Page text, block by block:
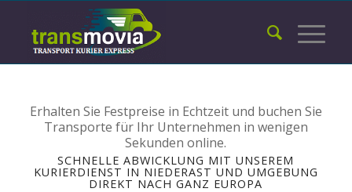
Erhalten Sie Festpreise in Echtzeit und buchen Sie
Transporte für Ihr Unternehmen in wenigen
Sekunden online.
SCHNELLE ABWICKLUNG MIT UNSEREM
KURIERDIENST IN NIEDERAST UND UMGEBUNG
DIREKT NACH GANZ EUROPA